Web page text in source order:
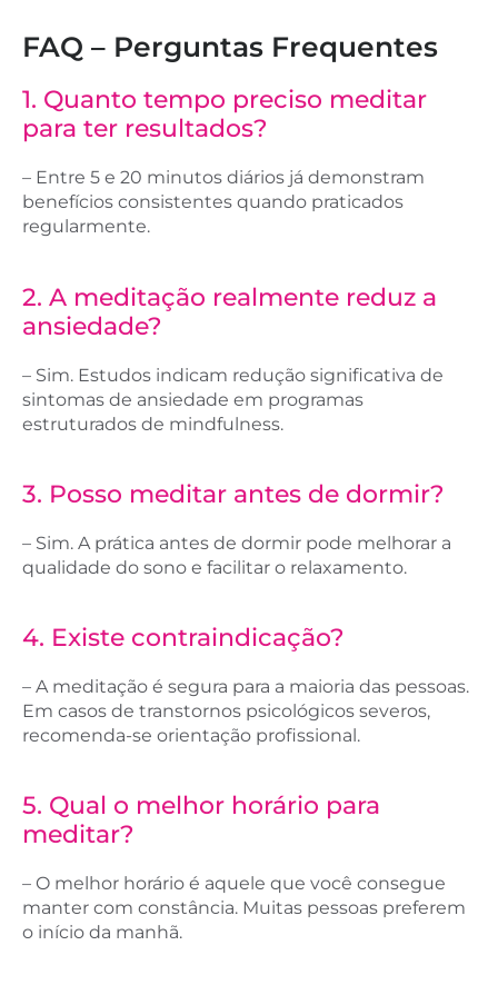
FAQ – Perguntas Frequentes
1. Quanto tempo preciso meditar
para ter resultados?
– Entre 5 e 20 minutos diários já demonstram
benefícios consistentes quando praticados
regularmente.
2. ​A meditação realmente reduz a
ansiedade?
– Sim. Estudos indicam redução significativa de
sintomas de ansiedade em programas
estruturados de mindfulness.
3. Posso meditar antes de dormir?
– Sim. A prática antes de dormir pode melhorar a
qualidade do sono e facilitar o relaxamento.
4. Existe contraindicação?
– A meditação é segura para a maioria das pessoas.
Em casos de transtornos psicológicos severos,
recomenda-se orientação profissional.
5. Qual o melhor horário para
meditar?
– O melhor horário é aquele que você consegue
manter com constância. Muitas pessoas preferem
o início da manhã.